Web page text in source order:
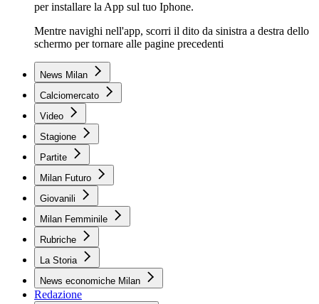
per installare la App sul tuo Iphone.
Mentre navighi nell'app, scorri il dito da sinistra a destra dello
schermo per tornare alle pagine precedenti
News Milan
Calciomercato
Video
Stagione
Partite
Milan Futuro
Giovanili
Milan Femminile
Rubriche
La Storia
News economiche Milan
Redazione